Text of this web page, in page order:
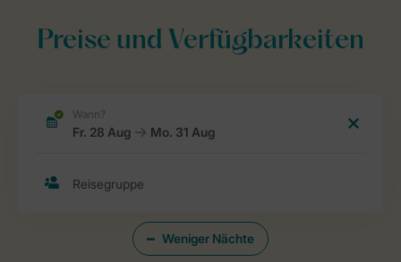
Preise und Verfügbarkeiten
Weniger Nächte